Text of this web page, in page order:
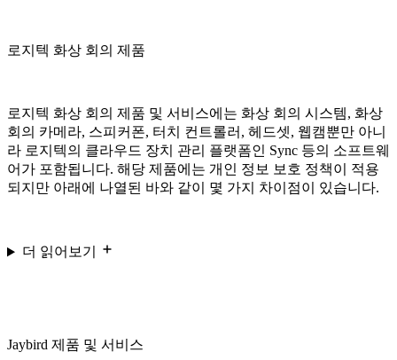
로지텍 화상 회의 제품
로지텍 화상 회의 제품 및 서비스에는 화상 회의 시스템, 화상
회의 카메라, 스피커폰, 터치 컨트롤러, 헤드셋, 웹캠뿐만 아니
라 로지텍의 클라우드 장치 관리 플랫폼인 Sync 등의 소프트웨
어가 포함됩니다. 해당 제품에는 개인 정보 보호 정책이 적용
되지만 아래에 나열된 바와 같이 몇 가지 차이점이 있습니다.
더 읽어보기
Jaybird 제품 및 서비스